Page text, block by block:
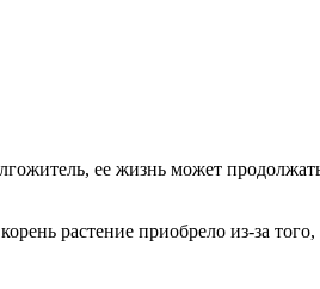
ее жизнь может
растение приобрело из-за